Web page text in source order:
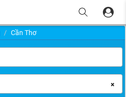
Cần Thơ
×